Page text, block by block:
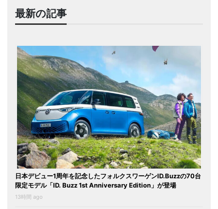
最新の記事
日本デビュー1周年を記念したフォルクスワーゲンID.Buzzの70台
限定モデル「ID. Buzz 1st Anniversary Edition」が登場
13時間 ago